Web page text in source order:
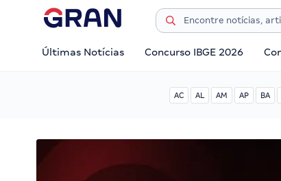
Últimas Notícias Concurso IBGE 2026
AC AL AM AP BA